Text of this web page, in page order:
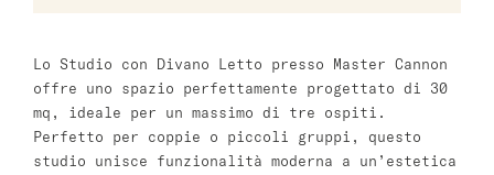
Tel Aviv
Mazeh Tel Aviv
master Shenkin
Lo Studio con Divano Letto presso Master Cannon
offre uno spazio perfettamente progettato di 30
mq, ideale per un massimo di tre ospiti.
Perfetto per coppie o piccoli gruppi, questo
studio unisce funzionalità moderna a un’estetica